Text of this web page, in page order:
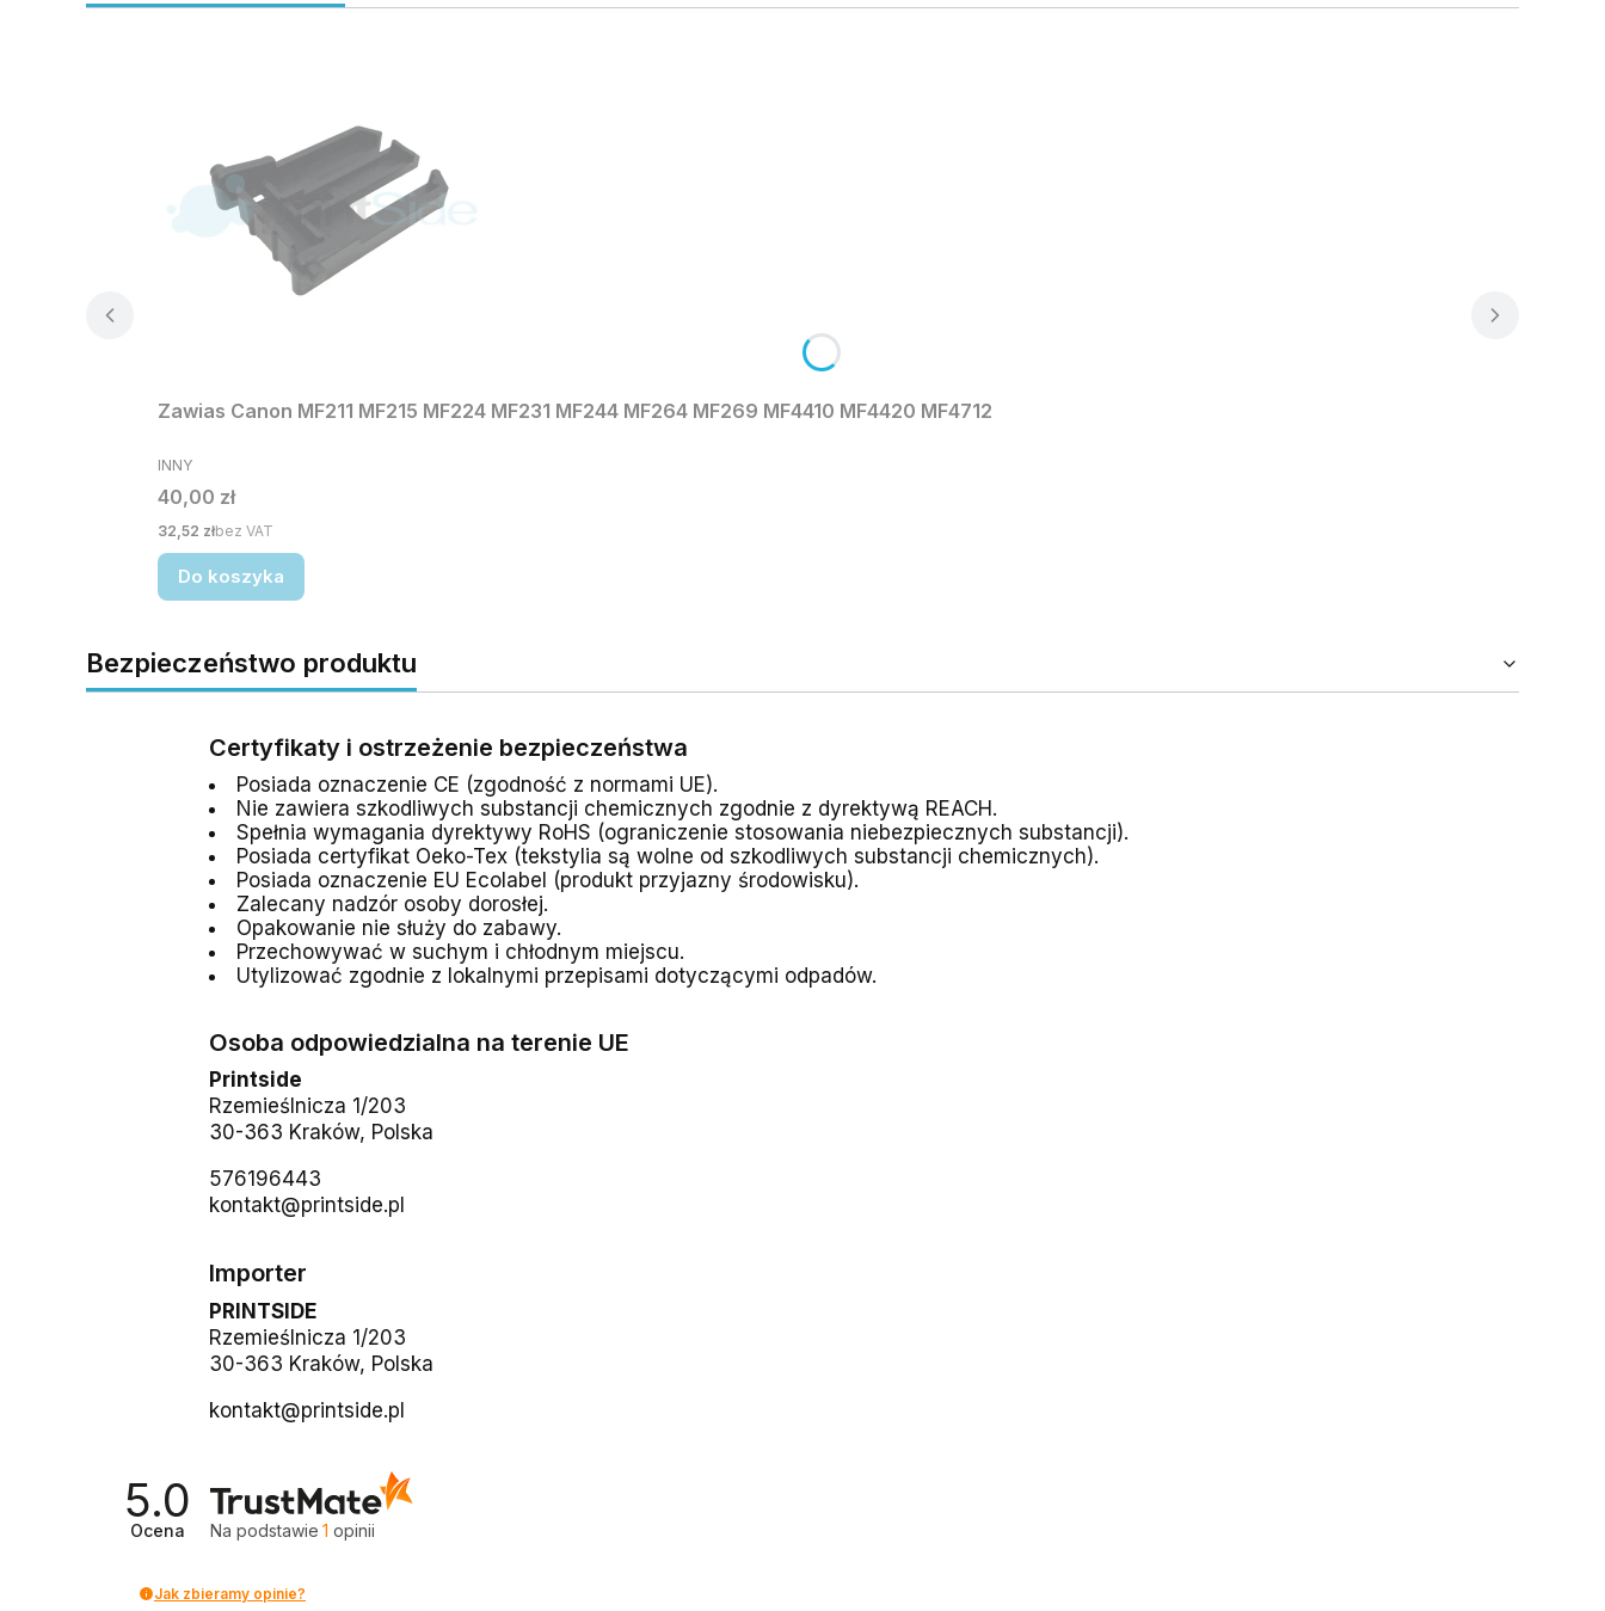
Zawias Canon MF211 MF215 MF224 MF231 MF244 MF264 MF269 MF4410 MF4420 MF4712
PRODUCENT
INNY
Cena
40,00 zł
Cena
32,52 złbez VAT
Do koszyka
Bezpieczeństwo produktu
Certyfikaty i ostrzeżenie bezpieczeństwa
Posiada oznaczenie CE (zgodność z normami UE).
Nie zawiera szkodliwych substancji chemicznych zgodnie z dyrektywą REACH.
Spełnia wymagania dyrektywy RoHS (ograniczenie stosowania niebezpiecznych substancji).
Posiada certyfikat Oeko-Tex (tekstylia są wolne od szkodliwych substancji chemicznych).
Posiada oznaczenie EU Ecolabel (produkt przyjazny środowisku).
Zalecany nadzór osoby dorosłej.
Opakowanie nie służy do zabawy.
Przechowywać w suchym i chłodnym miejscu.
Utylizować zgodnie z lokalnymi przepisami dotyczącymi odpadów.
Osoba odpowiedzialna na terenie UE
Printside
Rzemieślnicza 1/203
30-363 Kraków, Polska
576196443
kontakt@printside.pl
Importer
PRINTSIDE
Rzemieślnicza 1/203
30-363 Kraków, Polska
kontakt@printside.pl
5.0
Ocena Na podstawie 1 opinii
Jak zbieramy opinie?